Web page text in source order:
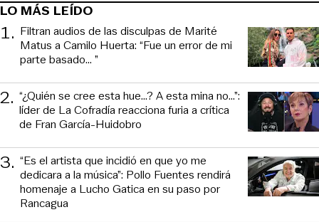
LO MÁS LEÍDO
1. Filtran audios de las disculpas de Marité
Matus a Camilo Huerta: “Fue un error de mi
parte basado... ”
2. “¿Quién se cree esta hue...? A esta mina no...”:
líder de La Cofradía reacciona furia a crítica
de Fran García-Huidobro
3. “Es el artista que incidió en que yo me
dedicara a la música”: Pollo Fuentes rendirá
homenaje a Lucho Gatica en su paso por
Rancagua